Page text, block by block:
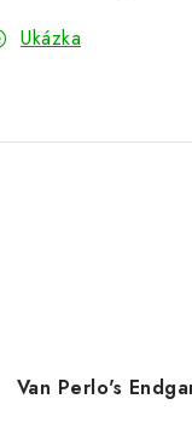
Ukázka
Van Perlo's